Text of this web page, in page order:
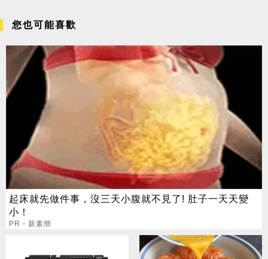
您也可能喜歡
起床就先做件事，沒三天小腹就不見了! 肚子一天天變
小！
PR・新素簡